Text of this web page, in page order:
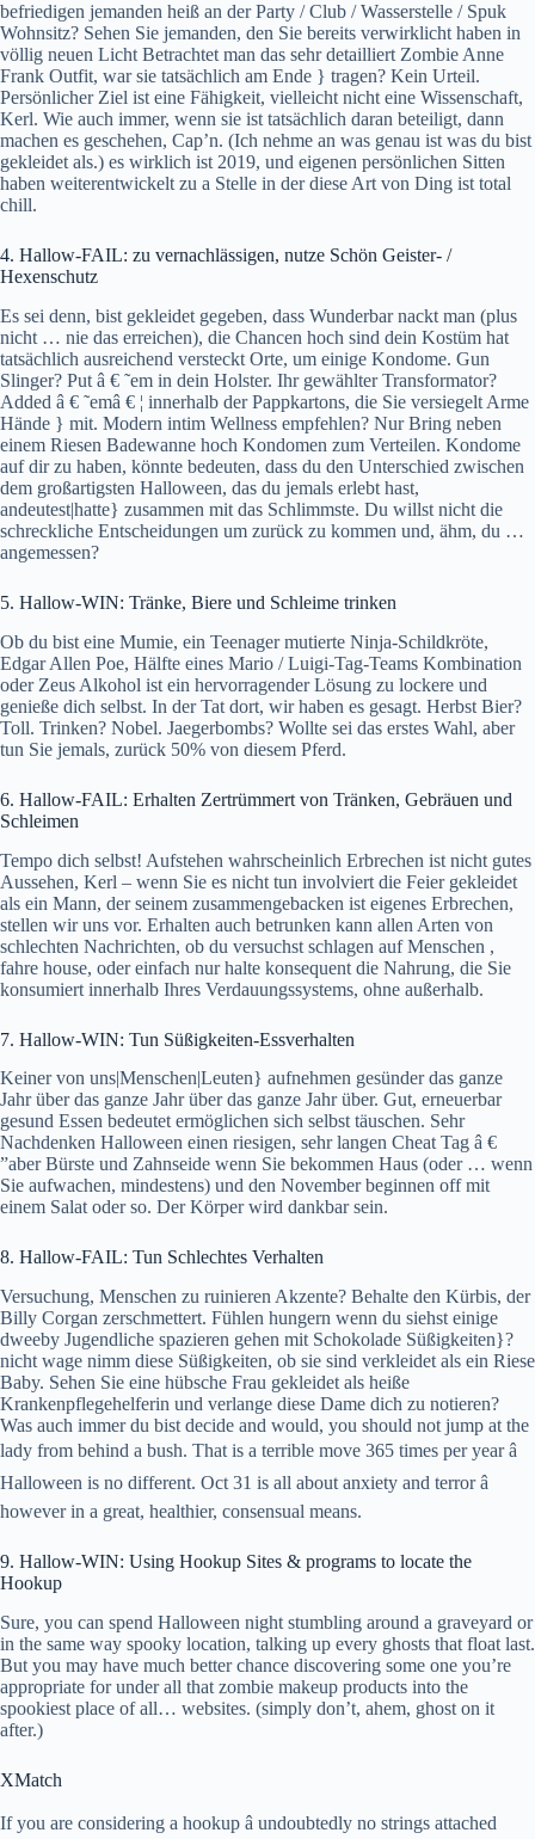
befriedigen jemanden heiß an der Party / Club / Wasserstelle / Spuk
Wohnsitz? Sehen Sie jemanden, den Sie bereits verwirklicht haben in
völlig neuen Licht Betrachtet man das sehr detailliert Zombie Anne
Frank Outfit, war sie tatsächlich am Ende } tragen? Kein Urteil.
Persönlicher Ziel ist eine Fähigkeit, vielleicht nicht eine Wissenschaft,
Kerl. Wie auch immer, wenn sie ist tatsächlich daran beteiligt, dann
machen es geschehen, Cap’n. (Ich nehme an was genau ist was du bist
gekleidet als.) es wirklich ist 2019, und eigenen persönlichen Sitten
haben weiterentwickelt zu a Stelle in der diese Art von Ding ist total
chill.
4. Hallow-FAIL: zu vernachlässigen, nutze Schön Geister- /
Hexenschutz
Es sei denn, bist gekleidet gegeben, dass Wunderbar nackt man (plus
nicht … nie das erreichen), die Chancen hoch sind dein Kostüm hat
tatsächlich ausreichend versteckt Orte, um einige Kondome. Gun
Slinger? Put â € ˜em in dein Holster. Ihr gewählter Transformator?
Added â € ˜emâ € ¦ innerhalb der Pappkartons, die Sie versiegelt Arme
Hände } mit. Modern intim Wellness empfehlen? Nur Bring neben
einem Riesen Badewanne hoch Kondomen zum Verteilen. Kondome
auf dir zu haben, könnte bedeuten, dass du den Unterschied zwischen
dem großartigsten Halloween, das du jemals erlebt hast,
andeutest|hatte} zusammen mit das Schlimmste. Du willst nicht die
schreckliche Entscheidungen um zurück zu kommen und, ähm, du …
angemessen?
5. Hallow-WIN: Tränke, Biere und Schleime trinken
Ob du bist eine Mumie, ein Teenager mutierte Ninja-Schildkröte,
Edgar Allen Poe, Hälfte eines Mario / Luigi-Tag-Teams Kombination
oder Zeus Alkohol ist ein hervorragender Lösung zu lockere und
genieße dich selbst. In der Tat dort, wir haben es gesagt. Herbst Bier?
Toll. Trinken? Nobel. Jaegerbombs? Wollte sei das erstes Wahl, aber
tun Sie jemals, zurück 50% von diesem Pferd.
6. Hallow-FAIL: Erhalten Zertrümmert von Tränken, Gebräuen und
Schleimen
Tempo dich selbst! Aufstehen wahrscheinlich Erbrechen ist nicht gutes
Aussehen, Kerl – wenn Sie es nicht tun involviert die Feier gekleidet
als ein Mann, der seinem zusammengebacken ist eigenes Erbrechen,
stellen wir uns vor. Erhalten auch betrunken kann allen Arten von
schlechten Nachrichten, ob du versuchst schlagen auf Menschen ,
fahre house, oder einfach nur halte konsequent die Nahrung, die Sie
konsumiert innerhalb Ihres Verdauungssystems, ohne außerhalb.
7. Hallow-WIN: Tun Süßigkeiten-Essverhalten
Keiner von uns|Menschen|Leuten} aufnehmen gesünder das ganze
Jahr über das ganze Jahr über das ganze Jahr über. Gut, erneuerbar
gesund Essen bedeutet ermöglichen sich selbst täuschen. Sehr
Nachdenken Halloween einen riesigen, sehr langen Cheat Tag â €
”aber Bürste und Zahnseide wenn Sie bekommen Haus (oder … wenn
Sie aufwachen, mindestens) und den November beginnen off mit
einem Salat oder so. Der Körper wird dankbar sein.
8. Hallow-FAIL: Tun Schlechtes Verhalten
Versuchung, Menschen zu ruinieren Akzente? Behalte den Kürbis, der
Billy Corgan zerschmettert. Fühlen hungern wenn du siehst einige
dweeby Jugendliche spazieren gehen mit Schokolade Süßigkeiten}?
nicht wage nimm diese Süßigkeiten, ob sie sind verkleidet als ein Riese
Baby. Sehen Sie eine hübsche Frau gekleidet als heiße
Krankenpflegehelferin und verlange diese Dame dich zu notieren?
Was auch immer du bist decide and would, you should not jump at the
lady from behind a bush. That is a terrible move 365 times per year â
Halloween is no different. Oct 31 is all about anxiety and terror â
however in a great, healthier, consensual means.
9. Hallow-WIN: Using Hookup Sites & programs to locate the
Hookup
Sure, you can spend Halloween night stumbling around a graveyard or
in the same way spooky location, talking up every ghosts that float last.
But you may have much better chance discovering some one you’re
appropriate for under all that zombie makeup products into the
spookiest place of all… websites. (simply don’t, ahem, ghost on it
after.)
XMatch
If you are considering a hookup â undoubtedly no strings attached